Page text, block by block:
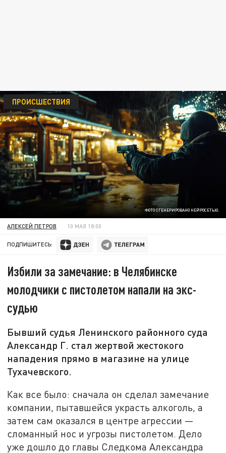
ФОТО СГЕНЕРИРОВАНО НЕЙРОСЕТЬЮ.
ПРОИСШЕСТВИЯ
АЛЕКСЕЙ ПЕТРОВ 10 МАЯ 18:00
ПОДПИШИТЕСЬ:
Избили за замечание: в Челябинске
молодчики с пистолетом напали на экс-
судью
Бывший судья Ленинского районного суда
Александр Г. стал жертвой жестокого
нападения прямо в магазине на улице
Тухачевского.
Как все было: сначала он сделал замечание
компании, пытавшейся украсть алкоголь, а
затем сам оказался в центре агрессии —
сломанный нос и угрозы пистолетом. Дело
уже дошло до главы Следкома Александра